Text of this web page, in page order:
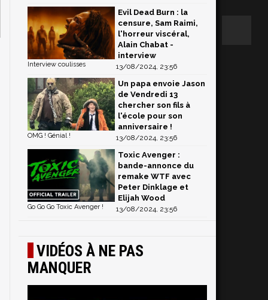
Evil Dead Burn : la
censure, Sam Raimi,
l'horreur viscéral,
Alain Chabat -
interview
13/08/2024, 23:56
Interview coulisses
Un papa envoie Jason
de Vendredi 13
chercher son fils à
l'école pour son
anniversaire !
13/08/2024, 23:56
OMG ! Génial !
Toxic Avenger :
bande-annonce du
remake WTF avec
Peter Dinklage et
Elijah Wood
13/08/2024, 23:56
Go Go Go Toxic Avenger !
VIDÉOS À NE PAS
MANQUER